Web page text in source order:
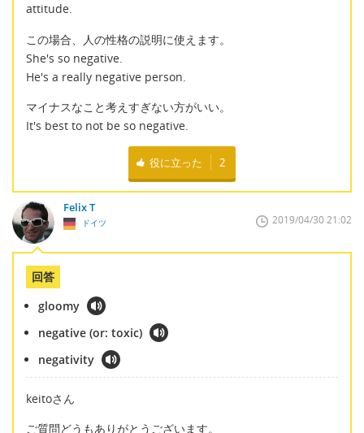
attitude.
この場合、人の性格の説明に使えます。
She's so negative.
He's a really negative person.
マイナスなこと考えすぎない方がいい。
It's best to not be so negative.
役に立った 2
Felix T
ドイツ 2019/04/30 21:02
回答
gloomy
negative (or: toxic)
negativity
keitoさん
ご質問どうもありがとうございます。